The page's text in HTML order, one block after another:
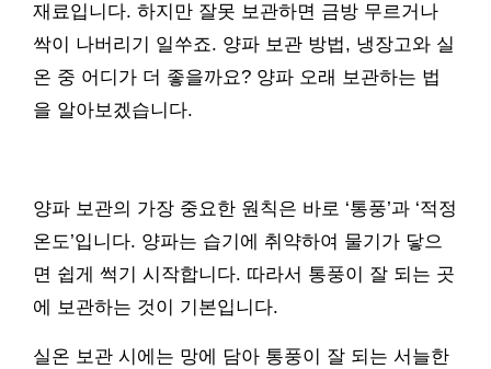
재료입니다. 하지만 잘못 보관하면 금방 무르거나
싹이 나버리기 일쑤죠. 양파 보관 방법, 냉장고와 실
온 중 어디가 더 좋을까요? 양파 오래 보관하는 법
을 알아보겠습니다.
양파 보관의 가장 중요한 원칙은 바로 ‘통풍’과 ‘적정
온도’입니다. 양파는 습기에 취약하여 물기가 닿으
면 쉽게 썩기 시작합니다. 따라서 통풍이 잘 되는 곳
에 보관하는 것이 기본입니다.
실온 보관 시에는 망에 담아 통풍이 잘 되는 서늘한